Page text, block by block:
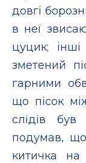
довгі
в неї
цуцик;
зметений
гарними
що пісок
слідів
подумав,
китичка на